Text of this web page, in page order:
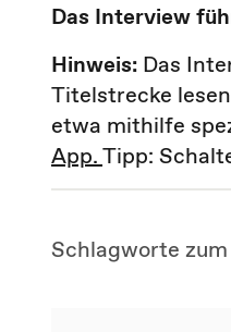
Das Interview
Hinweis: Das
Titelstrecke
etwa mithilfe
App.Tipp:
Schlagworte